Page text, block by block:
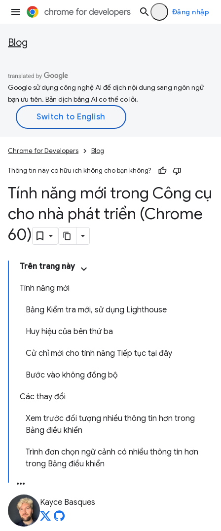
Đăng nhập
Blog
Google sử dụng công nghệ AI để dịch nội dung sang ngôn ngữ
bạn ưu tiên. Bản dịch bằng AI có thể có lỗi.
Chrome for Developers Blog
Thông tin này có hữu ích không cho bạn không?
Tính năng mới trong Công cụ
cho nhà phát triển (Chrome
60)
Trên trang này
Tính năng mới
Bảng Kiểm tra mới, sử dụng Lighthouse
Huy hiệu của bên thứ ba
Cử chỉ mới cho tính năng Tiếp tục tại đây
Bước vào không đồng bộ
Các thay đổi
Xem trước đối tượng nhiều thông tin hơn trong
Bảng điều khiển
Trình đơn chọn ngữ cảnh có nhiều thông tin hơn
trong Bảng điều khiển
Kayce Basques